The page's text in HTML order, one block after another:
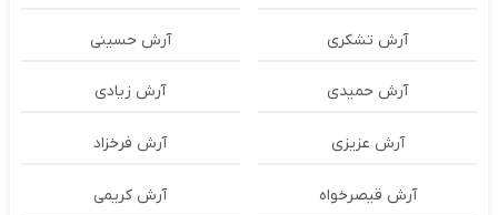
آرش تشکری آرش حسینی
آرش حمیدی آرش زیادی
آرش عزیزی آرش فرخزاد
آرش قیصرخواه آرش کریمی